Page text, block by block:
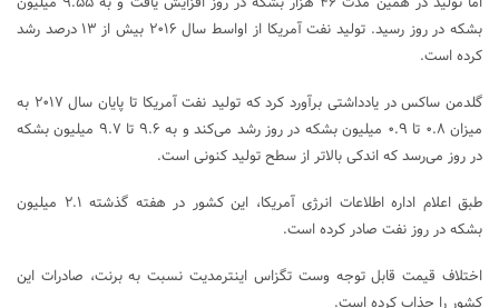
بشکه در روز رسید. تولید نفت آمریکا از اواسط سال ۲۰۱۶ بیش از ۱۳ درصد رشد
کرده است.
گلدمن ساکس در یادداشتی برآورد کرد که تولید نفت آمریکا تا پایان سال ۲۰۱۷ به
میزان ۰.۸ تا ۰.۹ میلیون بشکه در روز رشد می‌کند و به ۹.۶ تا ۹.۷ میلیون بشکه
در روز می‌رسد که اندکی بالاتر از سطح تولید کنونی است.
طبق اعلام اداره اطلاعات انرژی آمریکا، این کشور در هفته گذشته ۲.۱ میلیون
بشکه در روز نفت صادر کرده است.
اختلاف قیمت قابل توجه وست تگزاس اینترمدیت نسبت به برنت، صادرات این